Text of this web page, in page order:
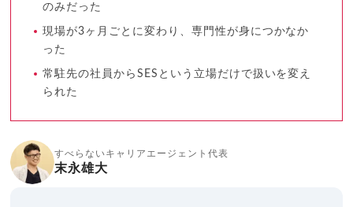
のみだった
現場が3ヶ月ごとに変わり、専門性が身につかなか
った
常駐先の社員からSESという立場だけで扱いを変え
られた
すべらないキャリアエージェント代表
末永雄大